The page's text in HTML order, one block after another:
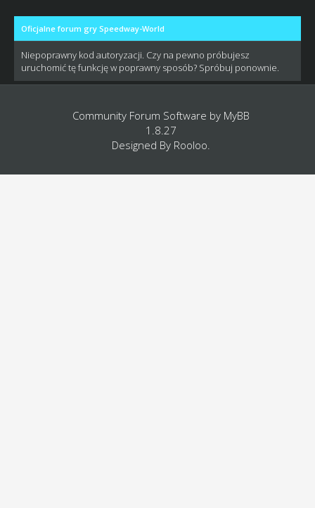
Oficjalne forum gry Speedway-World
Niepoprawny kod autoryzacji. Czy na pewno próbujesz
uruchomić tę funkcję w poprawny sposób? Spróbuj ponownie.
Community Forum Software by MyBB
1.8.27
Designed By Rooloo.